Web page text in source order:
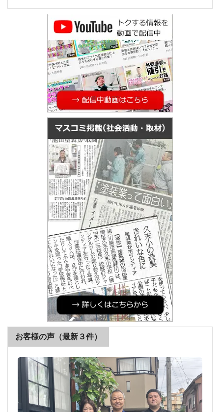
お客様の声（最新３件）